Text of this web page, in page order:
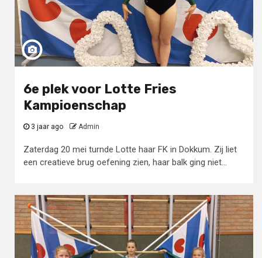
6e plek voor Lotte Fries
Kampioenschap
3 jaar ago Admin
Zaterdag 20 mei turnde Lotte haar FK in Dokkum. Zij liet
een creatieve brug oefening zien, haar balk ging niet...